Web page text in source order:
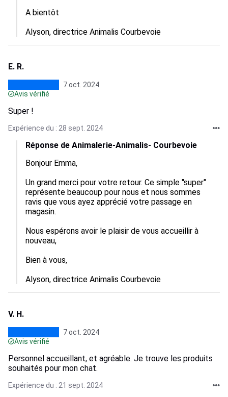
A bientôt
Alyson, directrice Animalis Courbevoie
E. R.
7 oct. 2024
Avis vérifié
Super !
Expérience du : 28 sept. 2024
Réponse de Animalerie-Animalis- Courbevoie
Bonjour Emma,
Un grand merci pour votre retour. Ce simple "super"
représente beaucoup pour nous et nous sommes
ravis que vous ayez apprécié votre passage en
magasin.
Nous espérons avoir le plaisir de vous accueillir à
nouveau,
Bien à vous,
Alyson, directrice Animalis Courbevoie
V. H.
7 oct. 2024
Avis vérifié
Personnel accueillant, et agréable. Je trouve les produits
souhaités pour mon chat.
Expérience du : 21 sept. 2024